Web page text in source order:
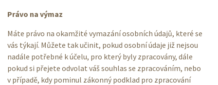
Právo na výmaz
Máte právo na okamžité vymazání osobních údajů, které se
vás týkají. Můžete tak učinit, pokud osobní údaje již nejsou
nadále potřebné k účelu, pro který byly zpracovány, dále
pokud si přejete odvolat váš souhlas se zpracováním, nebo
v případě, kdy pominul zákonný podklad pro zpracování